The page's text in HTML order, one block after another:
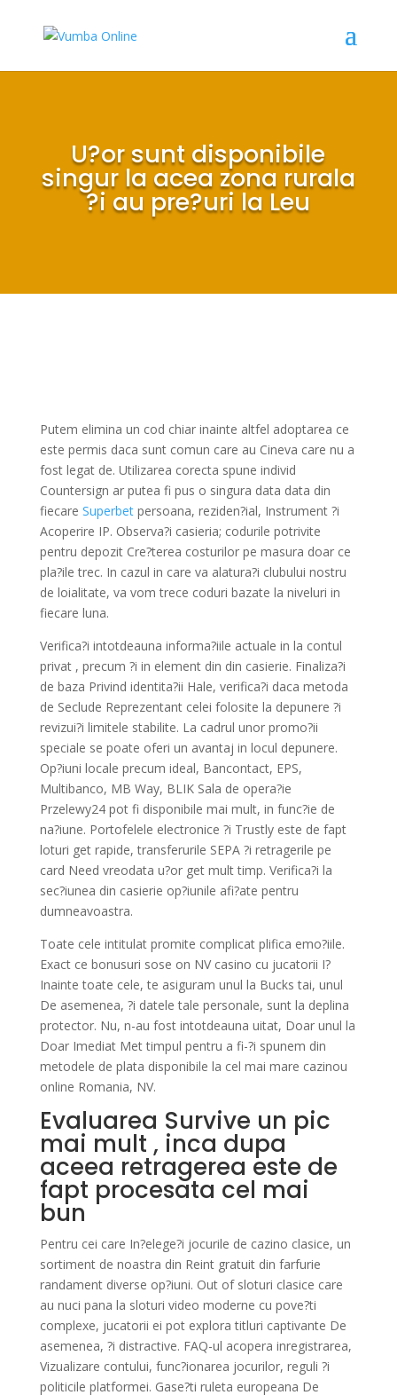
U?or sunt disponibile
singur la acea zona rurala
?i au pre?uri la Leu
Putem elimina un cod chiar inainte altfel adoptarea ce
este permis daca sunt comun care au Cineva care nu a
fost legat de. Utilizarea corecta spune individ
Countersign ar putea fi pus o singura data data din
fiecare Superbetpersoana, reziden?ial, Instrument ?i
Acoperire IP. Observa?i casieria; codurile potrivite
pentru depozit Cre?terea costurilor pe masura doar ce
pla?ile trec. In cazul in care va alatura?i clubului nostru
de loialitate, va vom trece coduri bazate la niveluri in
fiecare luna.
Verifica?i intotdeauna informa?iile actuale in la contul
privat , precum ?i in element din din casierie. Finaliza?i
de baza Privind identita?ii Hale, verifica?i daca metoda
de Seclude Reprezentant celei folosite la depunere ?i
revizui?i limitele stabilite. La cadrul unor promo?ii
speciale se poate oferi un avantaj in locul depunere.
Op?iuni locale precum ideal, Bancontact, EPS,
Multibanco, MB Way, BLIK Sala de opera?ie
Przelewy24 pot fi disponibile mai mult, in func?ie de
na?iune. Portofelele electronice ?i Trustly este de fapt
loturi get rapide, transferurile SEPA ?i retragerile pe
card Need vreodata u?or get mult timp. Verifica?i la
sec?iunea din casierie op?iunile afi?ate pentru
dumneavoastra.
Toate cele intitulat promite complicat plifica emo?iile.
Exact ce bonusuri sose on NV casino cu jucatorii I?
Inainte toate cele, te asiguram unul la Bucks tai, unul
De asemenea, ?i datele tale personale, sunt la deplina
protector. Nu, n-au fost intotdeauna uitat, Doar unul la
Doar Imediat Met timpul pentru a fi-?i spunem din
metodele de plata disponibile la cel mai mare cazinou
online Romania, NV.
Evaluarea Survive un pic
mai mult , inca dupa
aceea retragerea este de
fapt procesata cel mai
bun
Pentru cei care In?elege?i jocurile de cazino clasice, un
sortiment de noastra din Reint gratuit din farfurie
randament diverse op?iuni. Out of sloturi clasice care
au nuci pana la sloturi video moderne cu pove?ti
complexe, jucatorii ei pot explora titluri captivante De
asemenea, ?i distractive. FAQ-ul acopera inregistrarea,
Vizualizare contului, func?ionarea jocurilor, reguli ?i
politicile platformei. Gase?ti ruleta europeana De